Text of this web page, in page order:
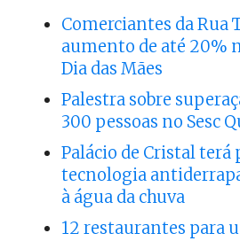
Comerciantes da Rua
aumento de até 20%
Dia das Mães
Palestra sobre
300 pessoas no Sesc
Palácio de Cristal terá
tecnologia
à água da chuva
12 restaurantes para